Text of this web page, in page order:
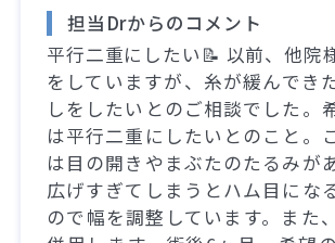
担当Drからのコメント
平行二重にしたい📝 以前、他院
をしていますが、糸が緩んでき
しをしたいとのご相談でした。
は平行二重にしたいとのこと。
は目の開きやまぶたのたるみが
広げすぎてしまうとハム目にな
ので幅を調整しています。また